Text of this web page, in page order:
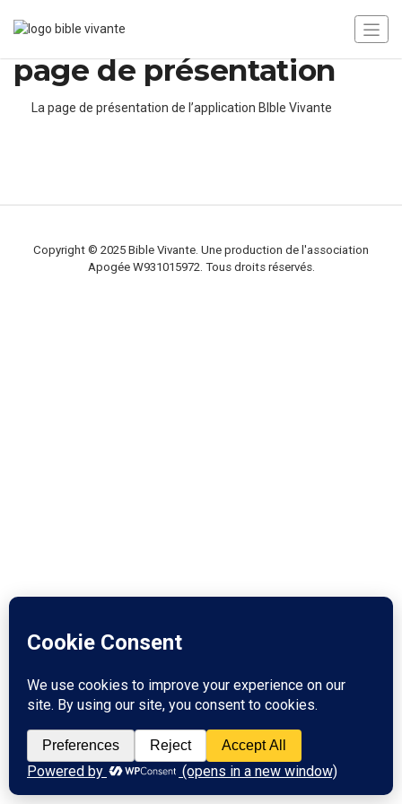
page de présentation
La page de présentation de l’application BIble Vivante
Copyright © 2025 Bible Vivante. Une production de l'association
Apogée W931015972. Tous droits réservés.